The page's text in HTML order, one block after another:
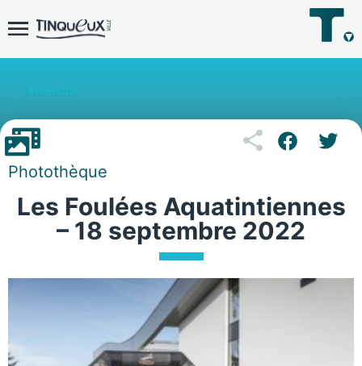
Photothèque
Les Foulées Aquatintiennes
– 18 septembre 2022